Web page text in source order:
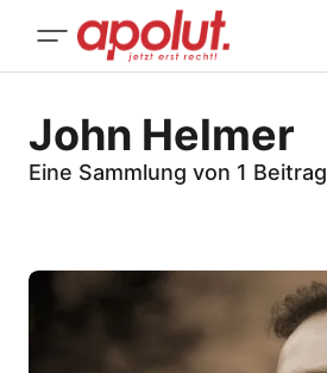
John Helmer
Eine Sammlung von 1 Beitrag